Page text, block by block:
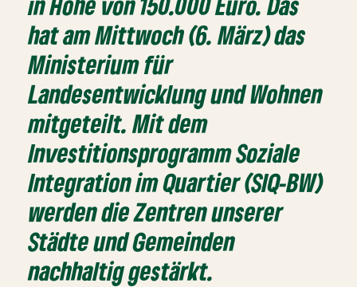
hat am Mittwoch (6. März) das
Ministerium für
Landesentwicklung und Wohnen
mitgeteilt. Mit dem
Investitionsprogramm Soziale
Integration im Quartier (SIQ-BW)
werden die Zentren unserer
Städte und Gemeinden
nachhaltig gestärkt.